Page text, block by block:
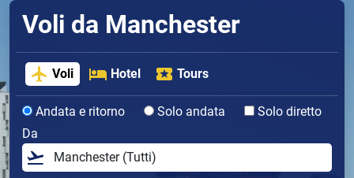
Voli da Manchester
Voli Hotel Tours
Andata e ritorno Solo andata
Solo diretto
Da